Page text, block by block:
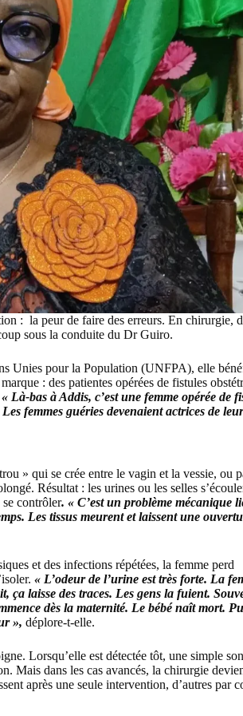
: la peur de faire des erreurs. En chirurgie,
sous la conduite du Dr Guiro.
Unies pour la Population (UNFPA), elle
: des patientes opérées de fistules
« Là-bas à Addis, c’est une femme opérée de
femmes guéries devenaient actrices de
» qui se crée entre le vagin et la vessie, ou
Résultat : les urines ou les selles
contrôler. « C’est un problème mécanique
Les tissus meurent et laissent une
et des infections répétées, la femme perd
« L’odeur de l’urine est très forte. La
ça laisse des traces. Les gens la fuient.
dès la maternité. Le bébé naît mort.
», déplore-t-elle.
Lorsqu’elle est détectée tôt, une simple
Mais dans les cas avancés, la chirurgie
après une seule intervention, d’autres par